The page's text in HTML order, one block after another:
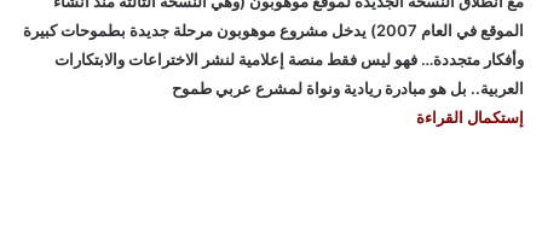
الموقع في العام 2007) يدخل مشروع موهوبون مرحلة جديدة بطموحات كبيرة
وأفكار متجددة… فهو ليس فقط منصة إعلامية لنشر الاختراعات والابتكارات
العربية.. بل هو مبادرة ريادية ونواة لمشرع عربي طموح
إستكمال القراءة